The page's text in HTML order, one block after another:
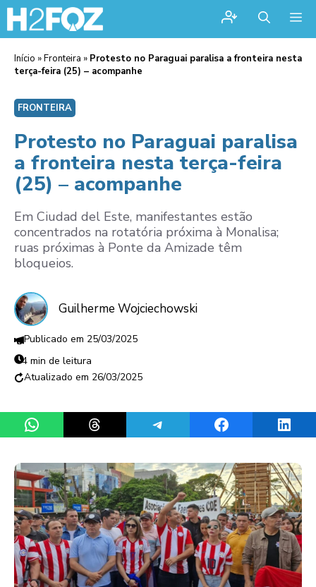
Início »Fronteira » Protesto no Paraguai paralisa a fronteira nesta
terça-feira (25) – acompanhe
FRONTEIRA
Protesto no Paraguai paralisa
a fronteira nesta terça-feira
(25) – acompanhe
Em Ciudad del Este, manifestantes estão
concentrados na rotatória próxima à Monalisa;
ruas próximas à Ponte da Amizade têm
bloqueios.
Guilherme Wojciechowski
25/03/2025
4 min de leitura
26/03/2025
Share on WhatsAppShare on ThreadsShare on TelegramShare on Facebook